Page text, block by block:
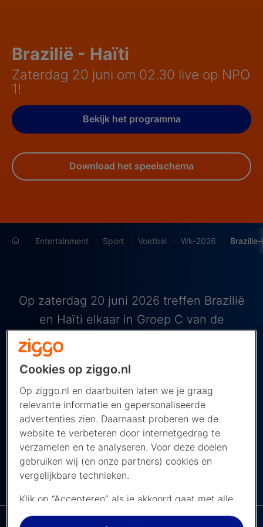
Brazilië - Haïti
Zaterdag 20 juni om 02.30 live op NPO
1!
Bekijk het programma
Download het speelschema
Entertainment Sport Voetbal Wk-2026
Op zaterdag 20 juni 2026 treffen Brazilië
en Haïti elkaar in Groep C van de
groepsfase van het WK 2026. Deze
wedstrijd wordt gespeeld op Lincoln
Financial Field in Philadelphia, Verenigde
Staten. De wedstrijd begint om 02.30 uur
Nederlandse tijd en je kijkt hem live bij de
NOS op NPO 1.
Cookies op ziggo.nl
Op ziggo.nl en daarbuiten laten we je graag
relevante informatie en gepersonaliseerde
advertenties zien. Daarnaast proberen we de
website te verbeteren door internetgedrag te
verzamelen en te analyseren. Voor deze doelen
gebruiken wij (en onze partners) cookies en
vergelijkbare technieken.
Klik op “Accepteren” als je akkoord gaat met alle
cookies. Kies je voor “Nee, liever niet”, dan